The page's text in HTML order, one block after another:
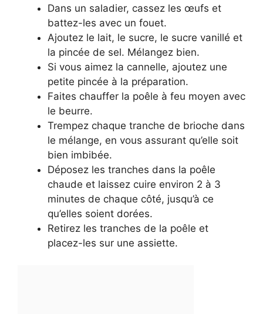
Dans un saladier, cassez les œufs et
battez-les avec un fouet.
Ajoutez le lait, le sucre, le sucre vanillé et
la pincée de sel. Mélangez bien.
Si vous aimez la cannelle, ajoutez une
petite pincée à la préparation.
Faites chauffer la poêle à feu moyen avec
le beurre.
Trempez chaque tranche de brioche dans
le mélange, en vous assurant qu’elle soit
bien imbibée.
Déposez les tranches dans la poêle
chaude et laissez cuire environ 2 à 3
minutes de chaque côté, jusqu’à ce
qu’elles soient dorées.
Retirez les tranches de la poêle et
placez-les sur une assiette.